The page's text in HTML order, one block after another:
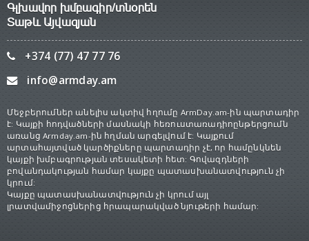
Գլխավոր խմբագիր/տնօրեն
Տաթև Այվազյան
+374 (77) 47 77 76
info@armday.am
Մեջբերումներ անելիս ակտիվ հղումը ArmDay.am-ին պարտադիր
է: Կայքի հոդվածների մասնակի հեռուստառադիոընթերցումն
առանց Armday.am-ին հղման արգելվում է: Կայքում
արտահայտված կարծիքները պարտադիր չէ, որ համընկնեն
կայքի խմբագրության տեսակետի հետ: Գովազդների
բովանդակության համար կայքը պատասխանատվություն չի
կրում:
Կայքը պատասխանատվություն չի կրում այլ
լրատվամիջոցներից հրապարակված նյութերի համար: